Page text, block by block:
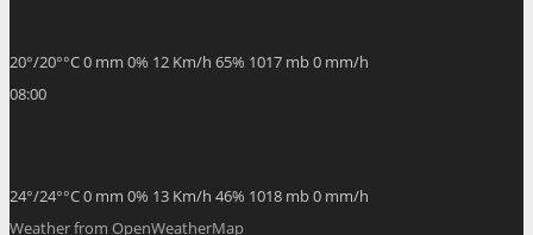
20°/20°°C0 mm 0% 12 Km/h 65% 1017 mb0 mm/h
08:00
24°/24°°C0 mm 0% 13 Km/h 46% 1018 mb0 mm/h
Weather from OpenWeatherMap